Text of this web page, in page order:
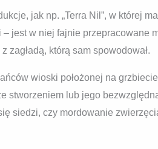
jak np. „Terra Nil”, w której
jest w niej fajnie przepracowane
zagładą, którą sam spowodował.
wioski położonej na
stworzeniem lub jego
siedzi, czy mordowanie